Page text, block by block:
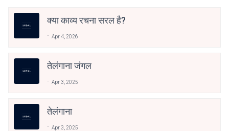
क्या काव्य रचना सरल है?
Apr 4, 2026
तेलंगाना जंगल
Apr 3, 2025
तेलंगाना
Apr 3, 2025